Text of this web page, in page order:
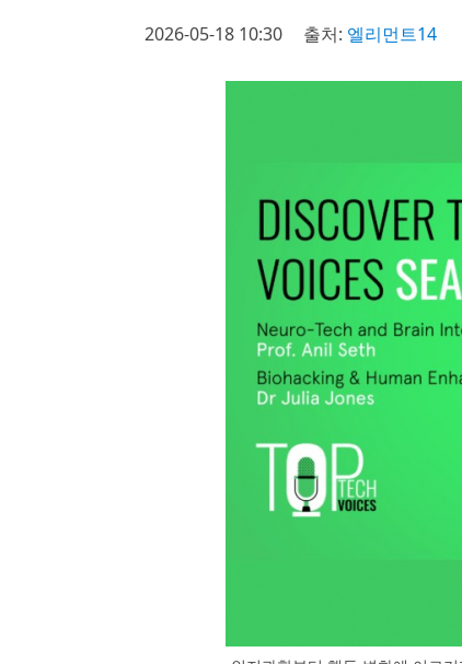
2026-05-18 10:30 출처: 엘리먼트14